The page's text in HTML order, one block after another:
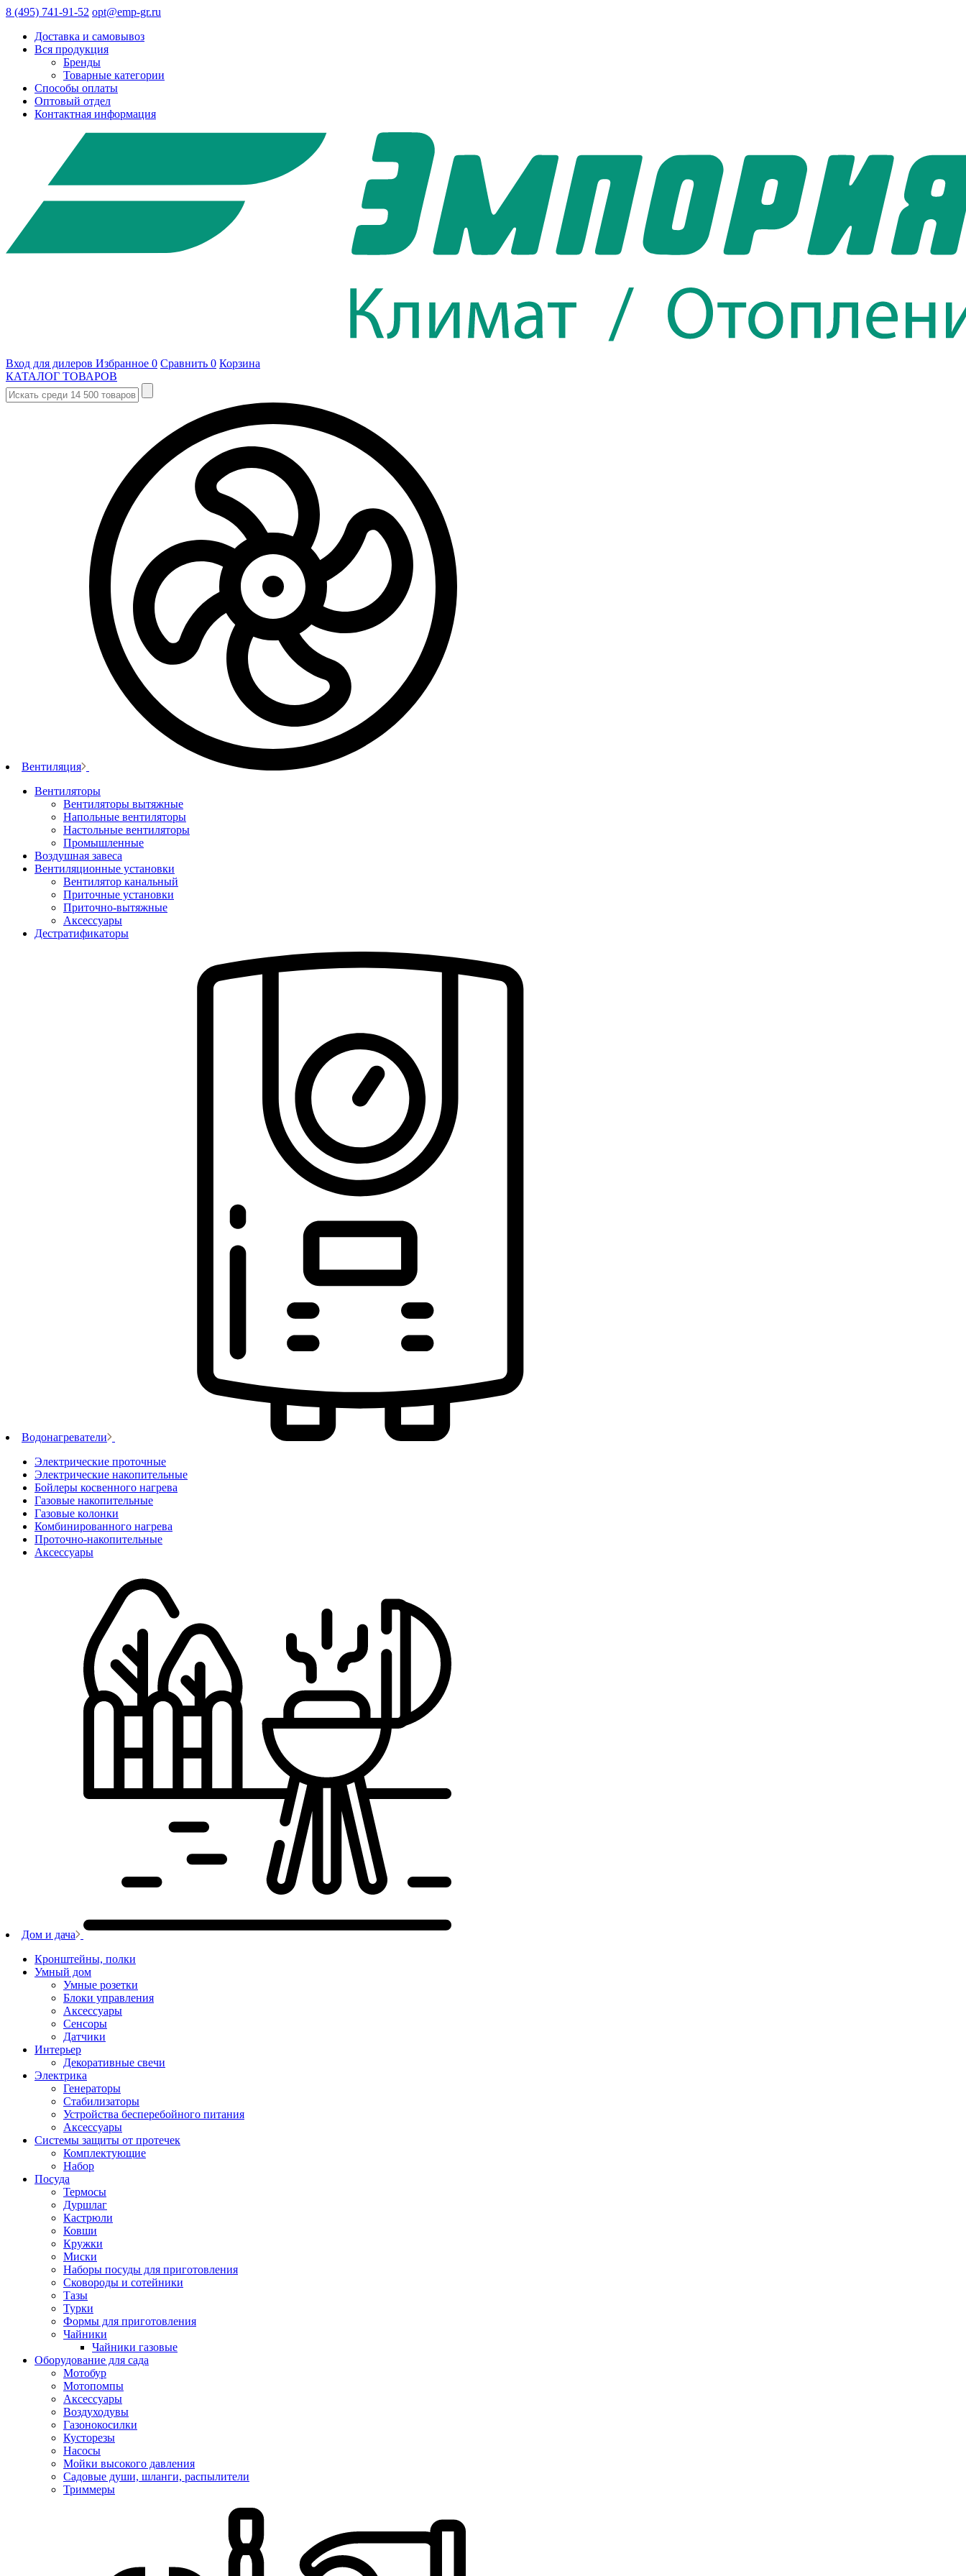
8 (495) 741-91-52 opt@emp-gr.ru
Доставка и самовывоз
Вся продукция
Бренды
Товарные категории
Способы оплаты
Оптовый отдел
Контактная информация
Вход для дилеров Избранное 0 Сравнить 0 Корзина
КАТАЛОГ ТОВАРОВ
Вентиляция
Вентиляторы
Вентиляторы вытяжные
Напольные вентиляторы
Настольные вентиляторы
Промышленные
Воздушная завеса
Вентиляционные установки
Вентилятор канальный
Приточные установки
Приточно-вытяжные
Аксессуары
Дестратификаторы
Водонагреватели
Электрические проточные
Электрические накопительные
Бойлеры косвенного нагрева
Газовые накопительные
Газовые колонки
Комбинированного нагрева
Проточно-накопительные
Аксессуары
Дом и дача
Кронштейны, полки
Умный дом
Умные розетки
Блоки управления
Аксессуары
Сенсоры
Датчики
Интерьер
Декоративные свечи
Электрика
Генераторы
Стабилизаторы
Устройства бесперебойного питания
Аксессуары
Системы защиты от протечек
Комплектующие
Набор
Посуда
Термосы
Дуршлаг
Кастрюли
Ковши
Кружки
Миски
Наборы посуды для приготовления
Сковороды и сотейники
Тазы
Турки
Формы для приготовления
Чайники
Чайники газовые
Оборудование для сада
Мотобур
Мотопомпы
Аксессуары
Воздуходувы
Газонокосилки
Кусторезы
Насосы
Мойки высокого давления
Садовые души, шланги, распылители
Триммеры